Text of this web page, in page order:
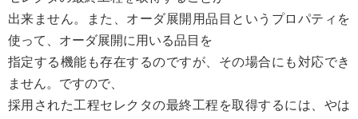
出来ません。また、オーダ展開用品目というプロパティを
使って、オーダ展開に用いる品目を
指定する機能も存在するのですが、その場合にも対応でき
ません。ですので、
採用された工程セレクタの最終工程を取得するには、やは